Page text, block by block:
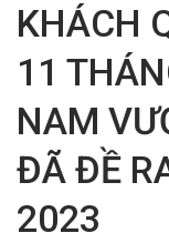
KHÁCH
11
NAM
ĐÃ ĐỀ
2023